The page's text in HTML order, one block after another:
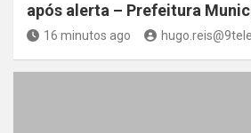
após alerta – Prefeitura
16 minutos ago